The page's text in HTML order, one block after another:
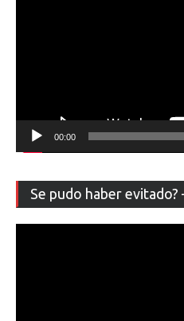
00:00
Se pudo haber evitado?